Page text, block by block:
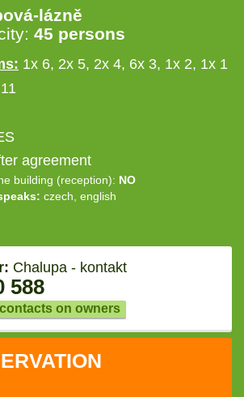
lázně
45 persons
1x 6, 2x 5, 2x 4, 6x 3, 1x 2, 1x 1
11
agreement
building (reception): NO
czech, english
Chalupa - kontakt
588
on owners